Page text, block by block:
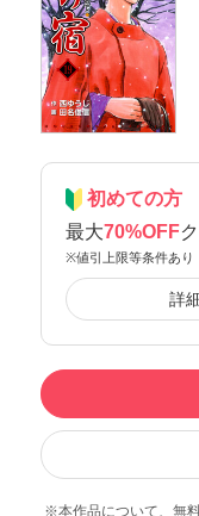
初めての方
最大70%OFF
※値引上限等条件あり
詳
本作品について、無